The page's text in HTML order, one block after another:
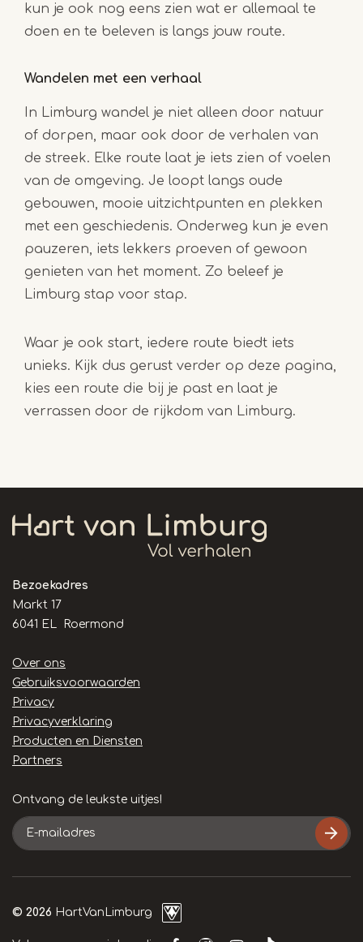
kun je ook nog eens zien wat er allemaal te
doen en te beleven is langs jouw route.
Wandelen met een verhaal
In Limburg wandel je niet alleen door natuur
of dorpen, maar ook door de verhalen van
de streek. Elke route laat je iets zien of voelen
van de omgeving. Je loopt langs oude
gebouwen, mooie uitzichtpunten en plekken
met een geschiedenis. Onderweg kun je even
pauzeren, iets lekkers proeven of gewoon
genieten van het moment. Zo beleef je
Limburg stap voor stap.
Waar je ook start, iedere route biedt iets
unieks. Kijk dus gerust verder op deze pagina,
kies een route die bij je past en laat je
verrassen door de rijkdom van Limburg.
Bezoekadres
Markt 17
6041 EL Roermond
Handige
links
Over ons
Gebruiksvoorwaarden
Privacy
Privacyverklaring
Producten en Diensten
Partners
Ontvang de leukste uitjes!
E-
mailadres
© 2026 HartVanLimburg